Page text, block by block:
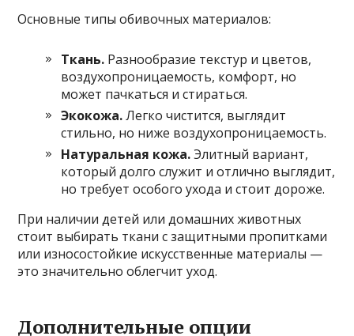
Основные типы обивочных материалов:
Ткань. Разнообразие текстур и цветов,
воздухопроницаемость, комфорт, но
может пачкаться и стираться.
Экокожа.Легко чистится, выглядит
стильно, но ниже воздухопроницаемость.
Натуральная кожа.Элитный вариант,
который долго служит и отлично выглядит,
но требует особого ухода и стоит дороже.
При наличии детей или домашних животных
стоит выбирать ткани с защитными пропитками
или износостойкие искусственные материалы —
это значительно облегчит уход.
Дополнительные опции